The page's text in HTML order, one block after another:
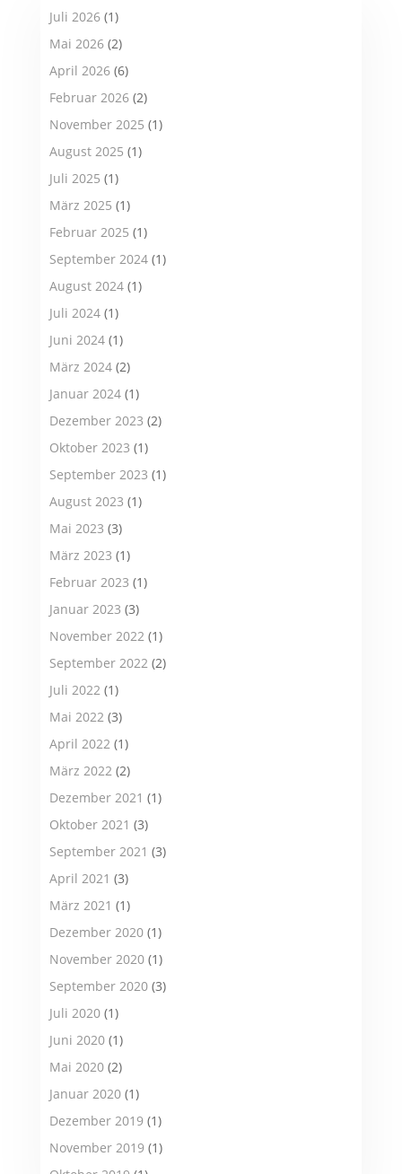
Juli 2026(1)
Mai 2026(2)
April 2026(6)
Februar 2026(2)
November 2025 (1)
August 2025 (1)
Juli 2025 (1)
März 2025 (1)
Februar 2025 (1)
September 2024(1)
August 2024(1)
Juli 2024(1)
Juni 2024(1)
März 2024(2)
Januar 2024(1)
Dezember 2023 (2)
Oktober 2023 (1)
September 2023 (1)
August 2023 (1)
Mai 2023 (3)
März 2023 (1)
Februar 2023 (1)
Januar 2023 (3)
November 2022(1)
September 2022(2)
Juli 2022(1)
Mai 2022(3)
April 2022(1)
März 2022(2)
Dezember 2021 (1)
Oktober 2021 (3)
September 2021 (3)
April 2021 (3)
März 2021 (1)
Dezember 2020(1)
November 2020(1)
September 2020(3)
Juli 2020(1)
Juni 2020(1)
Mai 2020(2)
Januar 2020(1)
Dezember 2019(1)
November 2019(1)